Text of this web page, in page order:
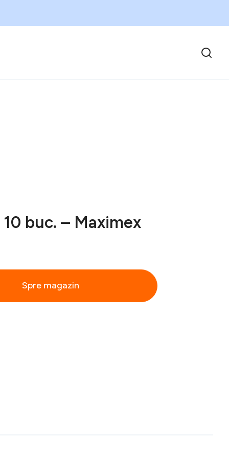
buc. – Maximex
Spre magazin